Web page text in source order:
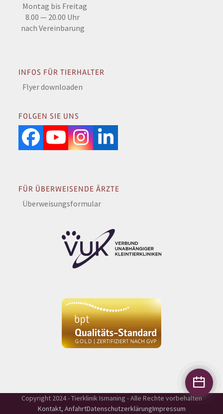
Montag bis Freitag
8.00 — 20.00 Uhr
nach Vereinbarung
INFOS FÜR TIERHALTER
Flyer downloaden
FOLGEN SIE UNS
Facebook
YouTube
Instagram
LinkedIn
FÜR ÜBERWEISENDE ÄRZTE
Überweisungsformular
Copyright 2024 - Tierklinik Ismaning - Alle Rechte vorbehalten
Kontakt, AnfahrtDatenschutzerklärungImpressum